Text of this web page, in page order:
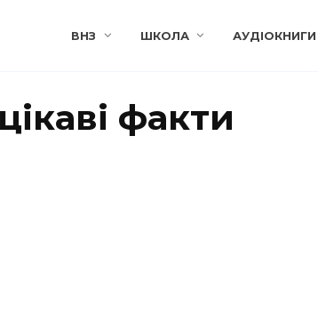
ВНЗ ШКОЛА АУДІОКНИГИ
факти